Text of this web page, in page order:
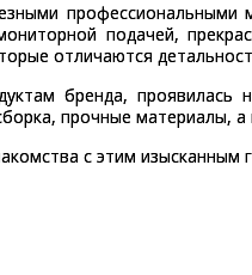
подачей,
отличаются
бренда,
прочные материалы,
с этим изысканным